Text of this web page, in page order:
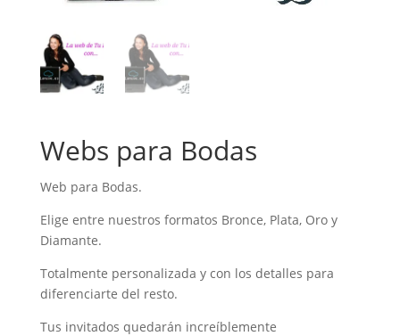
Webs para Bodas
Web para Bodas.
Elige entre nuestros formatos Bronce, Plata, Oro y
Diamante.
Totalmente personalizada y con los detalles para
diferenciarte del resto.
Tus invitados quedarán increíblemente